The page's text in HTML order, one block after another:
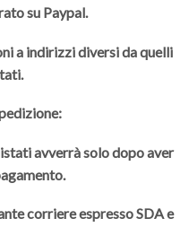
su Paypal.
a indirizzi diversi da quelli
avverrà solo dopo aver
corriere espresso SDA e